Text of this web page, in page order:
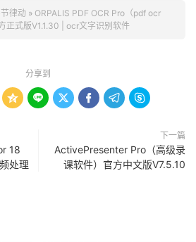
律动» ORPALIS PDF OCR Pro（pdf ocr
正式版V1.1.30 | ocr文字识别软件
分享到
     
18
处理
下一篇
ActivePresenter Pro（高级录
课软件）官方中文版V7.5.10